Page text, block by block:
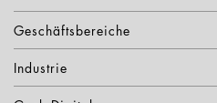
Geschäftsbereiche
Industrie